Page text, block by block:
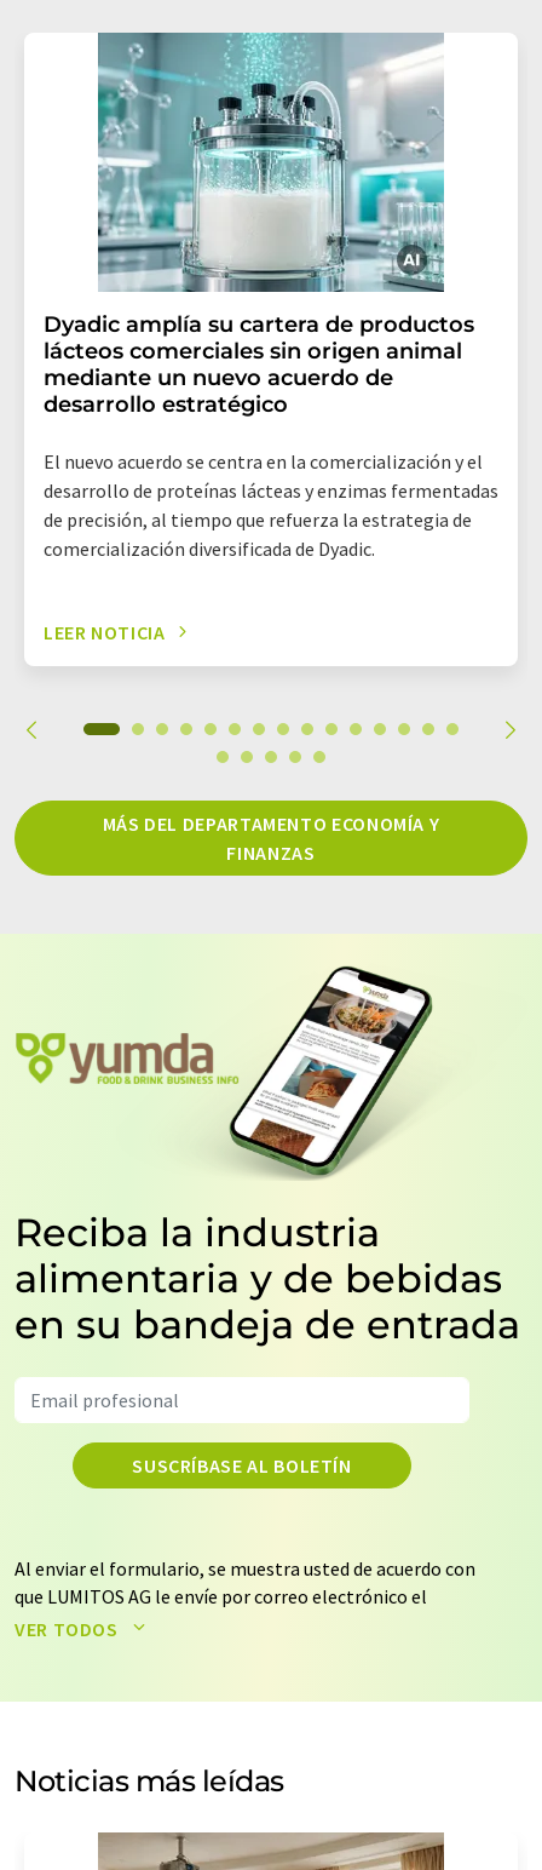
Dyadic amplía su cartera de productos
lácteos comerciales sin origen animal
mediante un nuevo acuerdo de
desarrollo estratégico
El nuevo acuerdo se centra en la comercialización y el
desarrollo de proteínas lácteas y enzimas fermentadas
de precisión, al tiempo que refuerza la estrategia de
comercialización diversificada de Dyadic.
LEER NOTICIA
MÁS DEL DEPARTAMENTO ECONOMÍA Y
FINANZAS
Reciba la industria
alimentaria y de bebidas
en su bandeja de entrada
SUSCRÍBASE AL BOLETÍN
Al enviar el formulario, se muestra usted de acuerdo con
que LUMITOS AG le envíe por correo electrónico el
boletín o boletines seleccionados anteriormente. Sus
de nuestrapolítica de protección de datos. LUMITOS
electrónico a efectos publicitarios o de investigación de
mercado y opinión. Puede revocar en todo momento su
de indicar los motivos informando por correo postal a
VER TODOS
Noticias más leídas